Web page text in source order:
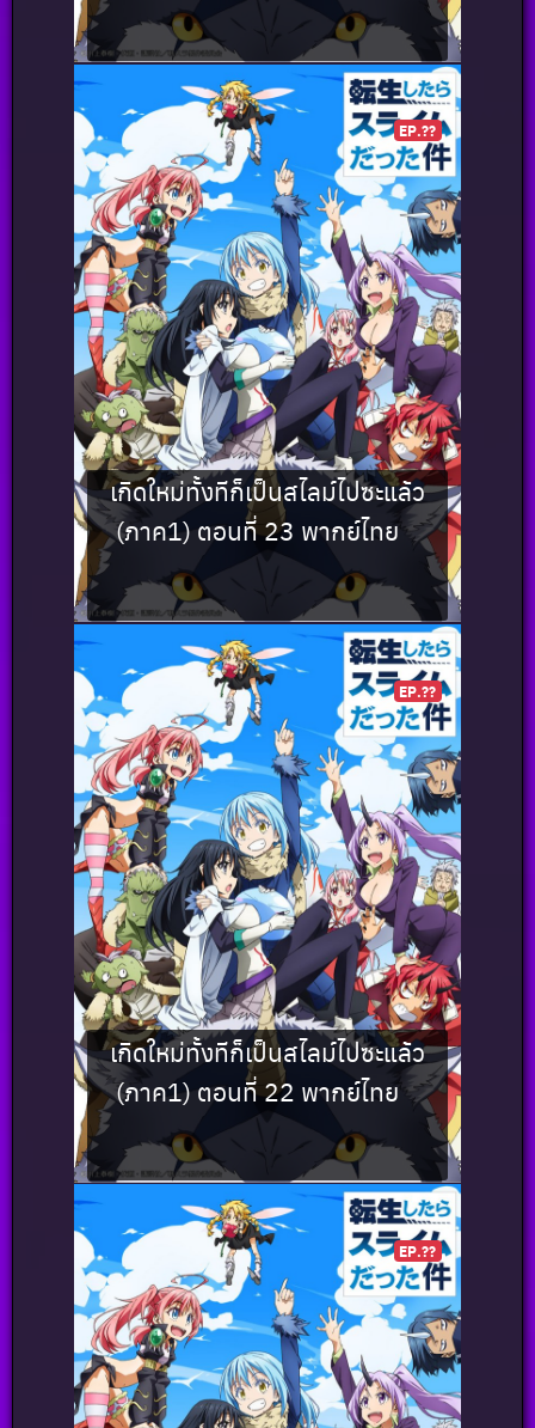
EP.??
เกิดใหม่ทั้งทีก็เป็นสไลม์ไปซะแล้ว
(ภาค1) ตอนที่ 23 พากย์ไทย
EP.??
เกิดใหม่ทั้งทีก็เป็นสไลม์ไปซะแล้ว
(ภาค1) ตอนที่ 22 พากย์ไทย
EP.??